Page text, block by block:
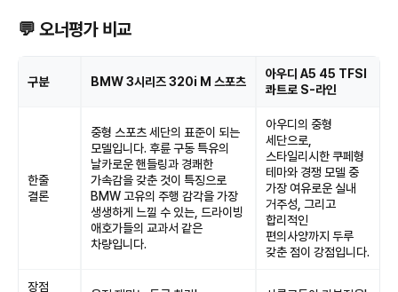
💬 오너평가 비교
구분 BMW 3시리즈 320i M 스포츠
아우디 A5 45 TFSI
콰트로 S-라인
한줄
결론
중형 스포츠 세단의 표준이 되는
모델입니다. 후륜 구동 특유의
날카로운 핸들링과 경쾌한
가속감을 갖춘 것이 특징으로
BMW 고유의 주행 감각을 가장
생생하게 느낄 수 있는, 드라이빙
애호가들의 교과서 같은
차량입니다.
아우디의 중형
세단으로,
스타일리시한 쿠페형
테마와 경쟁 모델 중
가장 여유로운 실내
거주성, 그리고
합리적인
편의사양까지 두루
갖춘 점이 강점입니다.
장점